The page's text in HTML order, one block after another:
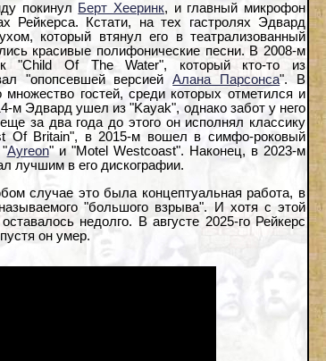
покинул Берт Хееринк, и главный микрофон
Рейкерса. Кстати, на тех гастролях Эдвард
который втянул его в театрализованный
красивые полифонические песни. В 2008-м
"Child Of The Water", который кто-то из
"опопсевшей версиейАлана Парсонса". В
гостей, среди которых отметился и
Эдвард ушел из "Kayak", однако забот у него
за два года до этого он исполнял классику
Of Britain", в 2015-м вошел в симфо-роковый
Ayreon" и "Motel Westcoast". Наконец, в 2023-м
лучшим в его дискографии.
случае это была концептуальная работа, в
"большого взрыва". И хотя с этой
недолго. В августе 2025-го Рейкерс
он умер.